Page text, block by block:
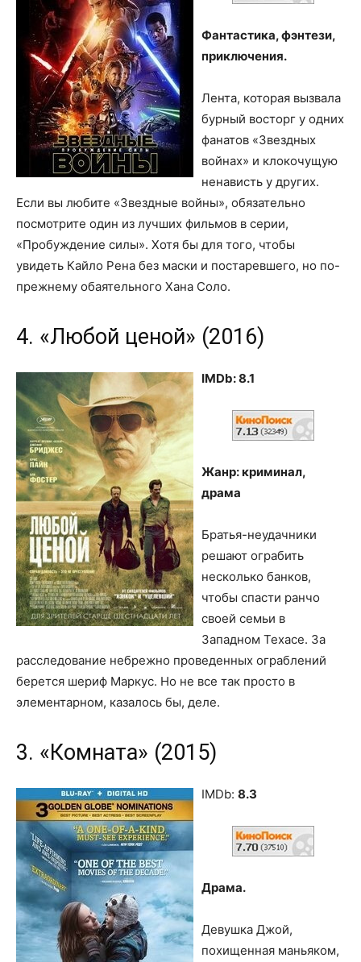
Фантастика, фэнтези,
приключения.
Лента, которая вызвала
бурный восторг у одних
фанатов «Звездных
войнах» и клокочущую
ненависть у других.
Если вы любите «Звездные войны», обязательно
посмотрите один из лучших фильмов в серии,
«Пробуждение силы». Хотя бы для того, чтобы
увидеть Кайло Рена без маски и постаревшего, но по-
прежнему обаятельного Хана Соло.
4. «Любой ценой» (2016)
IMDb: 8.1
Жанр: криминал,
драма
Братья-неудачники
решают ограбить
несколько банков,
чтобы спасти ранчо
своей семьи в
Западном Техасе. За
расследование небрежно проведенных ограблений
берется шериф Маркус. Но не все так просто в
элементарном, казалось бы, деле.
3. «Комната» (2015)
IMDb: 8.3
Драма.
Девушка Джой,
похищенная маньяком,